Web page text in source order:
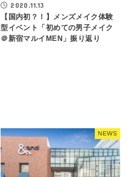
2020.11.13
【国内初？！】メンズメイク体験
型イベント「初めての男子メイク
＠新宿マルイMEN」振り返り
NEWS